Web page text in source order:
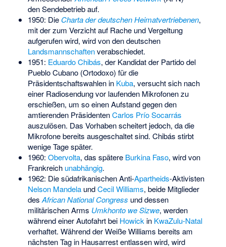
den Sendebetrieb auf.
1950: Die Charta der deutschen Heimatvertriebenen,
mit der zum Verzicht auf Rache und Vergeltung
aufgerufen wird, wird von den deutschen
Landsmannschaftenverabschiedet.
1951: Eduardo Chibás, der Kandidat der Partido del
Pueblo Cubano (Ortodoxo) für die
Präsidentschaftswahlen in Kuba, versucht sich nach
einer Radiosendung vor laufenden Mikrofonen zu
erschießen, um so einen Aufstand gegen den
amtierenden PräsidentenCarlos Prío Socarrás
auszulösen. Das Vorhaben scheitert jedoch, da die
Mikrofone bereits ausgeschaltet sind. Chibás stirbt
wenige Tage später.
1960: Obervolta, das spätere Burkina Faso, wird von
Frankreich unabhängig.
1962: Die südafrikanischen Anti-Apartheids-Aktivisten
Nelson MandelaundCecil Williams, beide Mitglieder
des African National Congress und dessen
militärischen Arms Umkhonto we Sizwe, werden
während einer Autofahrt bei Howick in KwaZulu-Natal
verhaftet. Während der Weiße Williams bereits am
nächsten Tag in Hausarrest entlassen wird, wird